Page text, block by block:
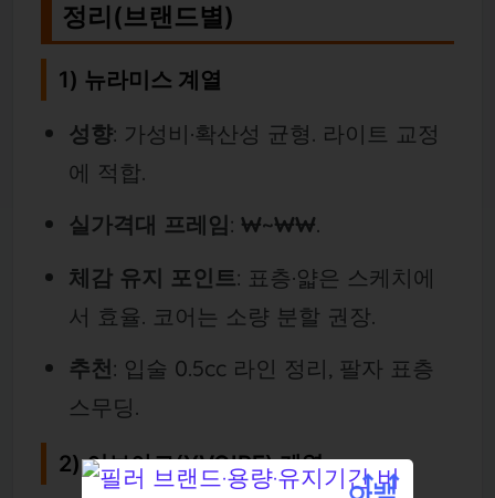
정리(브랜드별)
1) 뉴라미스 계열
성향: 가성비·확산성 균형. 라이트 교정
에 적합.
실가격대 프레임 : ₩~₩₩.
체감 유지 포인트: 표층·얇은 스케치에
서 효율. 코어는 소량 분할 권장.
추천: 입술 0.5cc 라인 정리, 팔자 표층
스무딩.
2) 이보아르(YVOIRE) 계열